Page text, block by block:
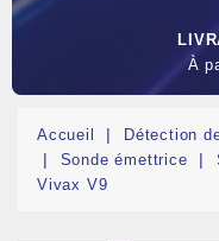
À
Accueil Détection
Sonde émettrice
Vivax V9